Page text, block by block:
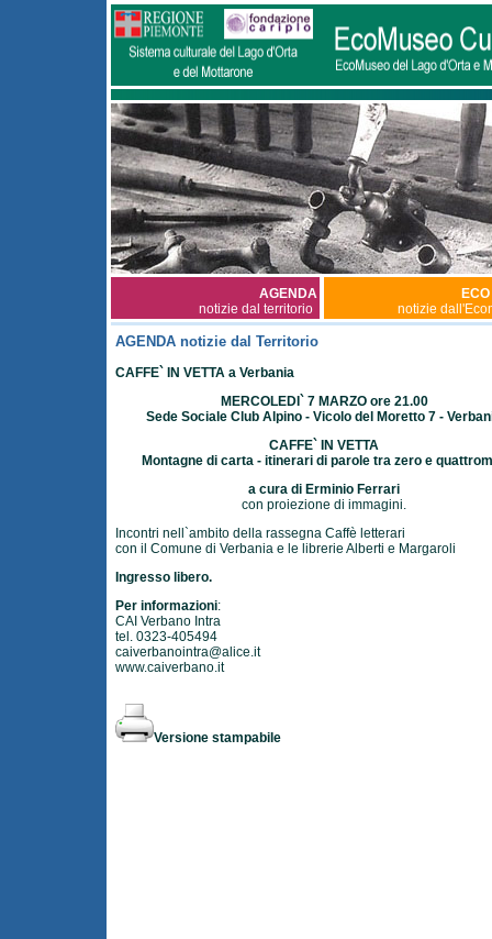
AGENDA
notizie dal territorio
notizie
AGENDA notizie dal Territorio
CAFFE` IN VETTA a Verbania
MERCOLEDI` 7 MARZO ore 21.00
Sede Sociale Club Alpino - Vicolo del Moretto 7 -
CAFFE` IN VETTA
Montagne di carta - itinerari di parole tra zero e
a cura di Erminio Ferrari
con proiezione di immagini.
Incontri nell`ambito della rassegna Caffè letterari
con il Comune di Verbania e le librerie Alberti e Margaroli
Ingresso libero.
Per informazioni:
CAI Verbano Intra
tel. 0323-405494
caiverbanointra@alice.it
www.caiverbano.it
Versione stampabile